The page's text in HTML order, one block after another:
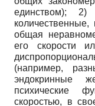
единством);
общая
его скорости
(например,
эндокринные
психические
скоростью, в